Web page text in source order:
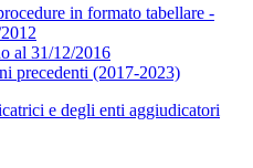
in formato tabellare -
al 31/12/2016
precedenti (2017-2023)
e degli enti aggiudicatori